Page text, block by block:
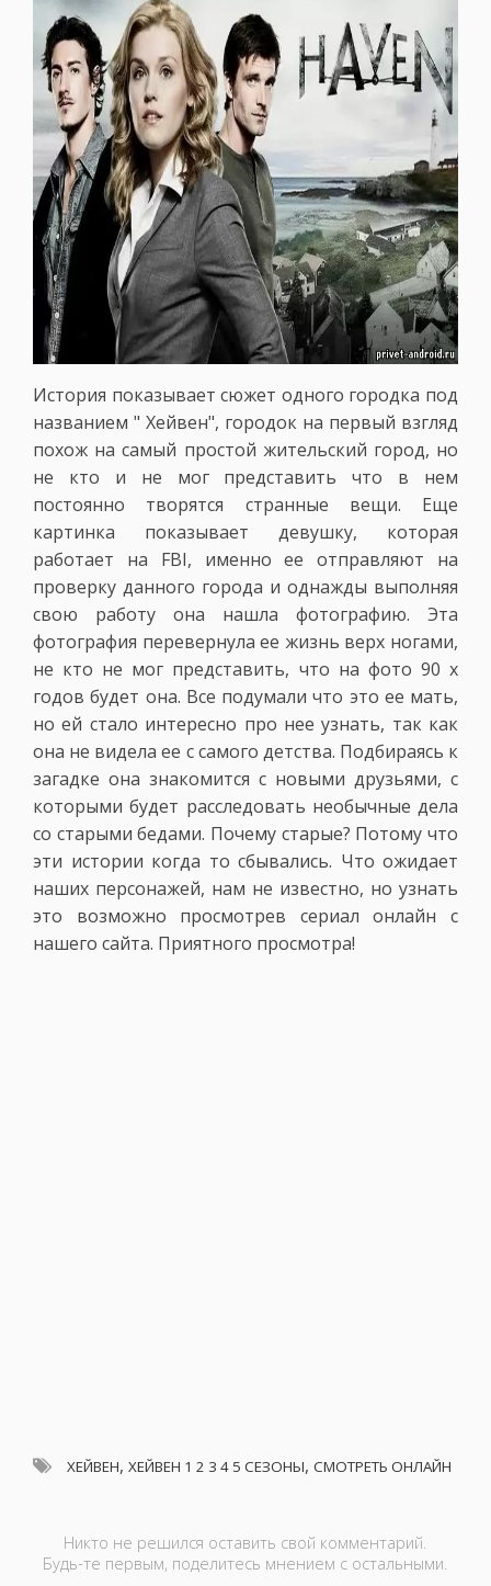
История показывает сюжет одного городка под
названием " Хейвен", городок на первый взгляд
похож на самый простой жительский город, но
не кто и не мог представить что в нем
постоянно творятся странные вещи. Еще
картинка показывает девушку, которая
работает на FBI, именно ее отправляют на
проверку данного города и однажды выполняя
свою работу она нашла фотографию. Эта
фотография перевернула ее жизнь верх ногами,
не кто не мог представить, что на фото 90 х
годов будет она. Все подумали что это ее мать,
но ей стало интересно про нее узнать, так как
она не видела ее с самого детства. Подбираясь к
загадке она знакомится с новыми друзьями, с
которыми будет расследовать необычные дела
со старыми бедами. Почему старые? Потому что
эти истории когда то сбывались. Что ожидает
наших персонажей, нам не известно, но узнать
это возможно просмотрев сериал онлайн с
нашего сайта. Приятного просмотра!
ХЕЙВЕН, ХЕЙВЕН 1 2 3 4 5 СЕЗОНЫ, СМОТРЕТЬ ОНЛАЙН
Никто не решился оставить свой комментарий.
Будь-те первым, поделитесь мнением с остальными.